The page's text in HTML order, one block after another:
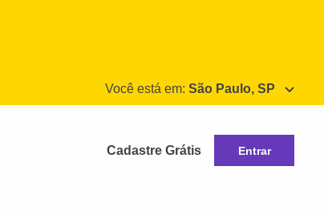
Você está em: São Paulo, SP
Cadastre Grátis Entrar